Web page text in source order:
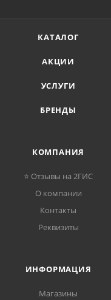
КАТАЛОГ
АКЦИИ
УСЛУГИ
БРЕНДЫ
КОМПАНИЯ
⭐ Отзывы на 2ГИС
О компании
Контакты
Реквизиты
ИНФОРМАЦИЯ
Магазины